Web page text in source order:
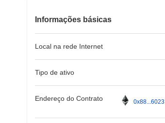
Informações básicas
Local na rede Internet
Tipo de ativo
Endereço do Contrato 0x88...6023